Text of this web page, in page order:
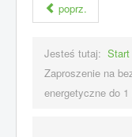
poprz.
Jesteś tutaj: Start
Zaproszenie na
energetyczne do 1